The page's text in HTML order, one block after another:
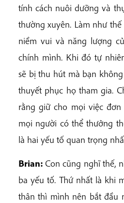
tính cách nuôi dưỡng và
thường xuyên. Làm như
niềm vui và năng lượng
chính mình. Khi đó tự
sẽ bị thu hút mà bạn
thuyết phục họ tham gia.
rằng giữ cho mọi việc
mọi người có thể thưởng
là hai yếu tố quan trọng
Brian: Con cũng nghĩ thế,
ba yếu tố. Thứ nhất là khi
thân thì mình nên bắt đầu